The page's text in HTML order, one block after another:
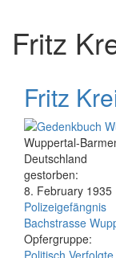
Fritz
Fritz
Wuppertal-
Deutschland
gestorben:
8. February 1935
Polizeigefängnis
Bachstrasse
Opfergruppe:
Politisch Verfolgte